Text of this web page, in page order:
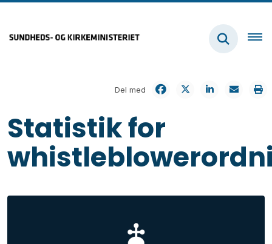
Del med
Statistik for